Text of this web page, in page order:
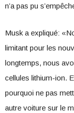
n’a pas pu
Musk a expliqué:
limitant pour les
longtemps, nous
cellules lithium-ion.
pourquoi ne pas
autre voiture sur le